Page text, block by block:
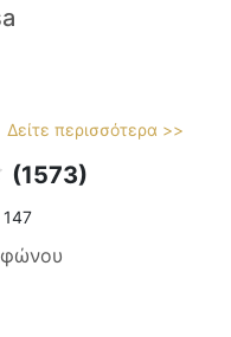
Δείτε περισσότερα >>
(1573)
147